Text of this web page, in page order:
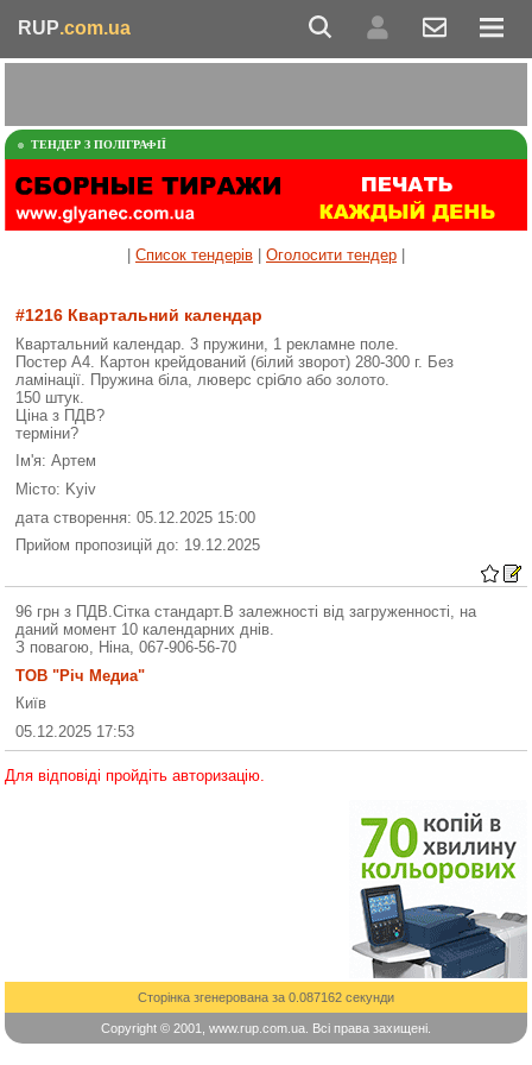
RUP.com.ua
ТЕНДЕР З ПОЛІГРАФІЇ
Список тендерів Оголосити тендер
#1216 Квартальний календар
Квартальний календар. 3 пружини, 1 рекламне поле.
Постер А4. Картон крейдований (білий зворот) 280-300 г. Без
ламінації. Пружина біла, люверс срібло або золото.
150 штук.
Ціна з ПДВ?
терміни?
Ім'я: Артем
Місто: Kyiv
дата створення: 05.12.2025 15:00
Прийом пропозицій до: 19.12.2025
96 грн з ПДВ.Сітка стандарт.В залежності від загруженності, на
даний момент 10 календарних днів.
З повагою, Ніна, 067-906-56-70
ТОВ "Річ Медиа"
Київ
05.12.2025 17:53
Для відповіді пройдіть авторизацію.
Сторінка згенерована за 0.087162 секунди
Copyright © 2001, www.rup.com.ua. Всі права захищені.